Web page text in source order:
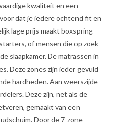
kwaliteit en een
dat je iedere ochtend fit en
lage prijs maakt boxspring
of mensen die op zoek
slaapkamer. De matrassen in
Deze zones zijn ieder gevuld
hardheden. Aan weerszijde
Deze zijn, net als de
gemaakt van een
Door de 7-zone